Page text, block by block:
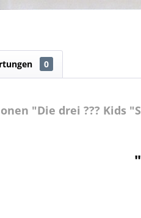
0
"Die drei ??? Kids